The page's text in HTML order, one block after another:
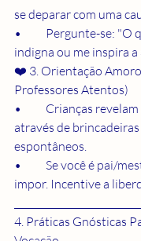
se deparar com uma
•	Pergunte-se: "O que no mundo me
indigna ou me inspira a
❤️ 3. Orientação
Professores Atentos)
•	Crianças revelam suas vocações
através de
espontâneos.
•	Se você é pai/mestre: Observe sem
impor. Incentive a
4. Práticas Gnósticas